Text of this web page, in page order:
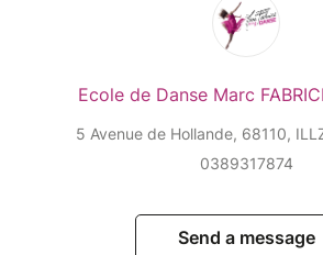
Ecole de Danse Marc
5 Avenue de Hollande, 68110,
0389317874
Send a message